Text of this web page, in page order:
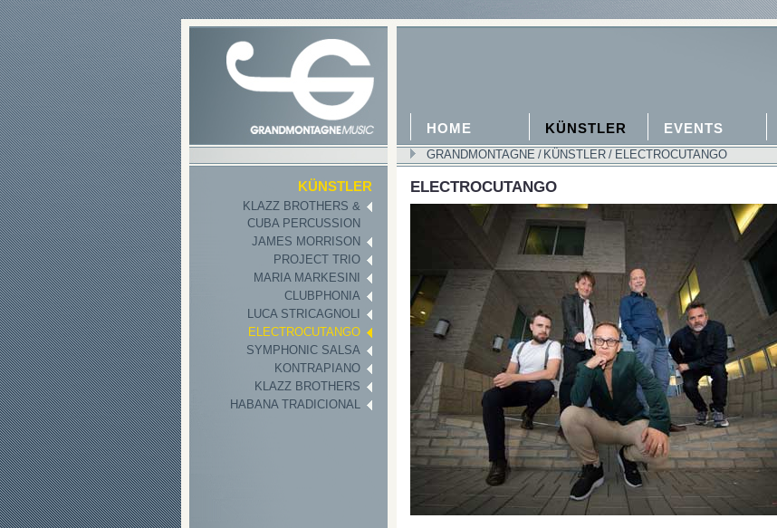
HOME KÜNSTLER EVENTS
GRANDMONTAGNE / KÜNSTLER/ELECTROCUTANGO
KÜNSTLER
KLAZZ BROTHERS &
CUBA PERCUSSION
JAMES MORRISON
PROJECT TRIO
MARIA MARKESINI
CLUBPHONIA
LUCA STRICAGNOLI
ELECTROCUTANGO
SYMPHONIC SALSA
KONTRAPIANO
KLAZZ BROTHERS
HABANA TRADICIONAL
ELECTROCUTANGO